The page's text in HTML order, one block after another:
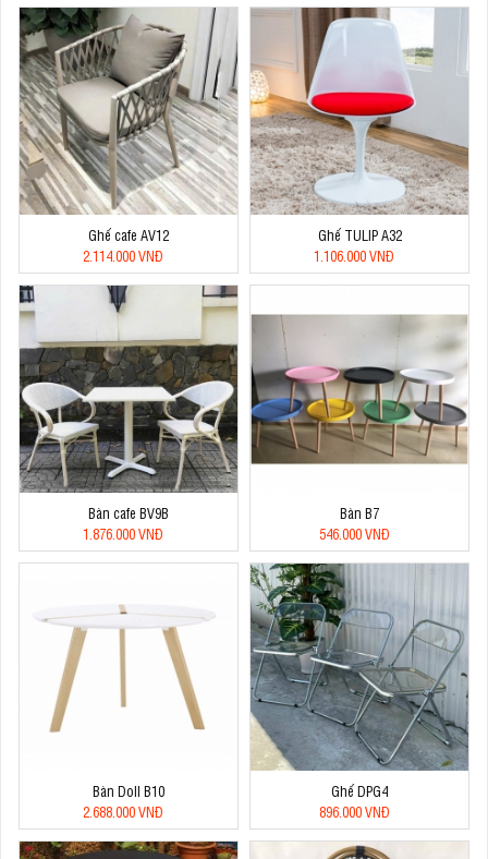
Ghế cafe AV12
2.114.000 VNĐ
Ghế TULIP A32
1.106.000 VNĐ
Bàn cafe BV9B
1.876.000 VNĐ
Bàn B7
546.000 VNĐ
Bàn Doll B10
2.688.000 VNĐ
Ghế DPG4
896.000 VNĐ